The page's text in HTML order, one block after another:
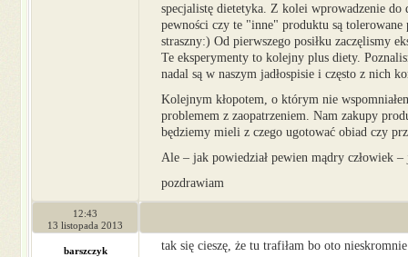
specjalistę dietetyka. Z kolei wprowadzenie do
pewności czy te "inne" produktu są tolerowane
straszny:) Od pierwszego posiłku zaczęlismy
Te eksperymenty to kolejny plus diety.
nadal są w naszym jadłospisie i często z nich
Kolejnym kłopotem, o którym nie
problemem z zaopatrzeniem. Nam zakupy
będziemy mieli z czego ugotować obiad czy
Ale – jak powiedział pewien mądry człowiek
pozdrawiam
12:43
13 listopada 2013
barszczyk
tak się cieszę, że tu trafiłam bo oto